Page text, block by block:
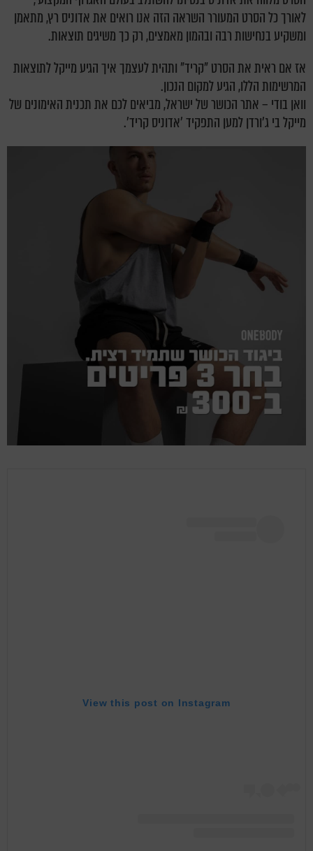
לאורך כל הסרט המעורר השראה הזה אנו רואים את אדוניס רץ, מתאמן
ומשקיע בנחישות רבה ובהמון מאמצים, רק כך משיגים תוצאות.
אז אם ראית את הסרט "קריד" ותהית לעצמך איך הגיע מייקל לתוצאות
המרשימות הללו, הגיע למקום הנכון.
וואן בודי – אתר הכושר של ישראל, מביאים לכם את תכנית האימונים של
מייקל בי ג'ורדן למען התפקיד 'אדוניס קריד'.
View this post on Instagram